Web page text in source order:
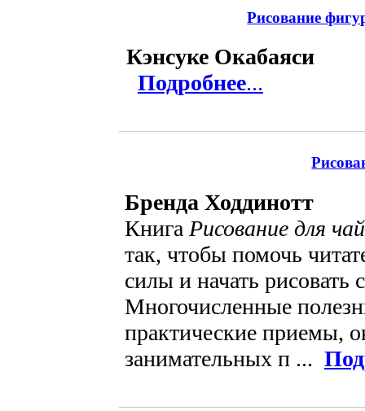
Рисование
Кэнсуке Окабаяси
Подробнее...
Бренда Ходдинотт
Книга Рисование для
так, чтобы помочь
силы и начать рисовать
Многочисленные
практические приемы,
занимательных п ...